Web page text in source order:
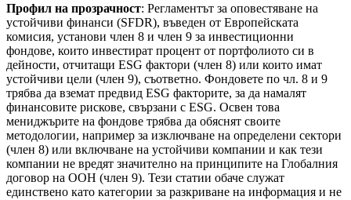
Профил на прозрачност: Регламентът за оповестяване на
устойчиви финанси (SFDR), въведен от Европейската
комисия, установи член 8 и член 9 за инвестиционни
фондове, които инвестират процент от портфолиото си в
дейности, отчитащи ESG фактори (член 8) или които имат
устойчиви цели (член 9), съответно. Фондовете по чл. 8 и 9
трябва да вземат предвид ESG факторите, за да намалят
финансовите рискове, свързани с ESG. Освен това
мениджърите на фондове трябва да обяснят своите
методологии, например за изключване на определени сектори
(член 8) или включване на устойчиви компании и как тези
компании не вредят значително на принципите на Глобалния
договор на ООН (член 9). Тези статии обаче служат
единствено като категории за разкриване на информация и не